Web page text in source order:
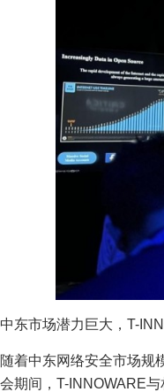
中东市场潜力巨大，T-
随着中东网络安全市场规
会期间，T-INNOWARE